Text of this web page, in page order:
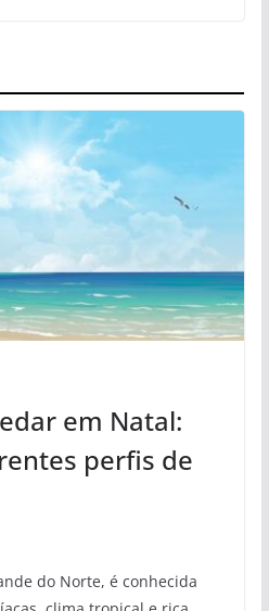
em Natal:
perfis de
do Norte, é conhecida